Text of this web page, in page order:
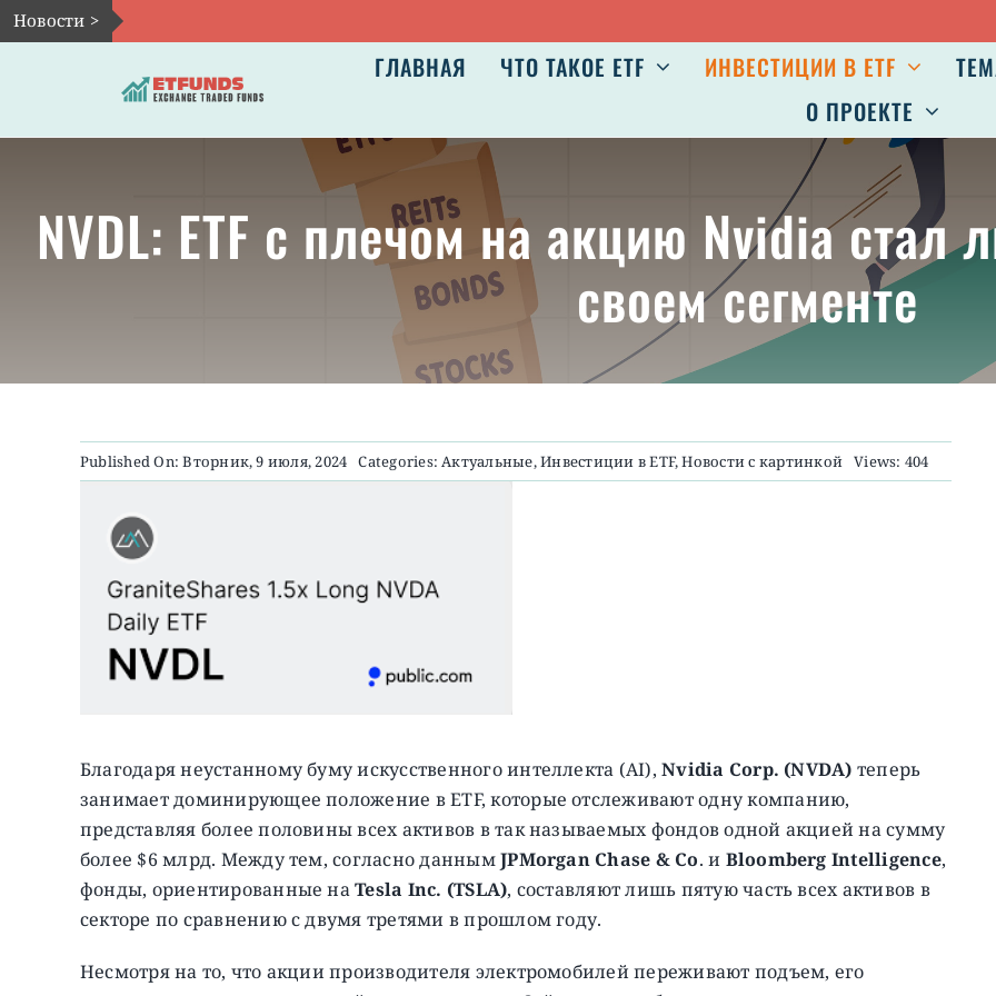
Skip
to
Новости >
ГЛАВНАЯ ЧТО ТАКОЕ ETF ИНВЕСТИЦИИ В ETF
О ПРОЕКТЕ
NVDL: ETF с плечом на акцию Nvidia стал
своем сегменте
Published On: Вторник, 9 июля, 2024 Categories:Актуальные,Инвестиции в ETF,Новости с картинкой Views: 404
Благодаря неустанному буму искусственного интеллекта (AI),Nvidia Corp. (NVDA) теперь
занимает доминирующее положение в ETF, которые отслеживают одну компанию,
представляя более половины всех активов в так называемых фондов одной акцией на сумму
более $6 млрд. Между тем, согласно даннымJPMorgan Chase & Co. и Bloomberg Intelligence,
фонды, ориентированные наTesla Inc. (TSLA), составляют лишь пятую часть всех активов в
секторе по сравнению с двумя третями в прошлом году.
Несмотря на то, что акции производителя электромобилей переживают подъем, его